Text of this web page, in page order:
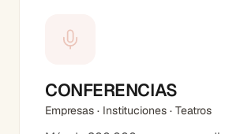
CONFERENCIAS
Empresas · Instituciones · Teatros